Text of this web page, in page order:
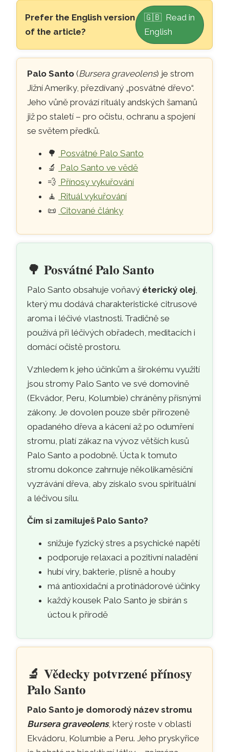
Přeskočit na hlavní obsah
Prefer the English version
of the article?
🇬🇧 Read in
English
🌳Posvátné dřevo Palo Santo
Palo Santo (Bursera graveolens) je strom
Jižní Ameriky, přezdívaný „posvátné dřevo“.
Jeho vůně provází rituály andských šamanů
již po staletí – pro očistu, ochranu a spojení
se světem předků.
🌳 Posvátné Palo Santo
🔬
Palo Santo ve vědě
💨 Přínosy vykuřování
🧘 Rituál vykuřování
📜 Citované články
🌳Posvátné Palo Santo
Palo Santo obsahuje voňavý éterický olej,
který mu dodává charakteristické citrusové
aroma i léčivé vlastnosti. Tradičně se
používá při léčivých obřadech, meditacích i
domácí očistě prostoru.
Vzhledem k jeho účinkům a širokému využití
jsou stromy Palo Santo ve své domovině
(Ekvádor, Peru, Kolumbie) chráněny přísnými
zákony. Je dovolen pouze sběr přirozeně
opadaného dřeva a kácení až po odumření
stromu, platí zákaz na vývoz větších kusů
Palo Santo a podobně. Úcta k tomuto
stromu dokonce zahrnuje několikaměsíční
vyzrávání dřeva, aby získalo svou spirituální
a léčivou sílu.
Čím si zamiluješ Palo Santo?
snižuje fyzický stres a psychické napětí
podporuje relaxaci a pozitivní naladění
hubí viry, bakterie, plísně a houby
má antioxidační a protinádorové účinky
každý kousek Palo Santo je sbírán s
úctou k přírodě
🔬Vědecky potvrzené přínosy
Palo Santo
Palo Santo je domorodý název stromu
Bursera graveolens, který roste v oblasti
Ekvádoru, Kolumbie a Peru. Jeho pryskyřice